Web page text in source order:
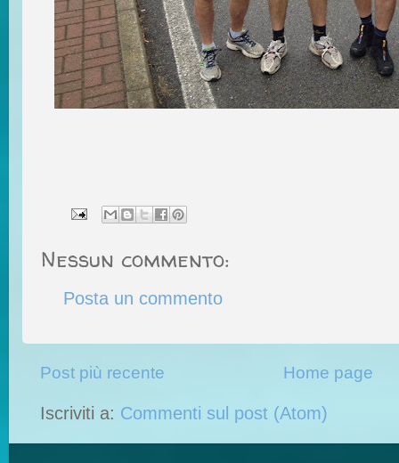
Nessun commento:
Posta un commento
Post più recente Home page
Iscriviti a: Commenti sul post (Atom)